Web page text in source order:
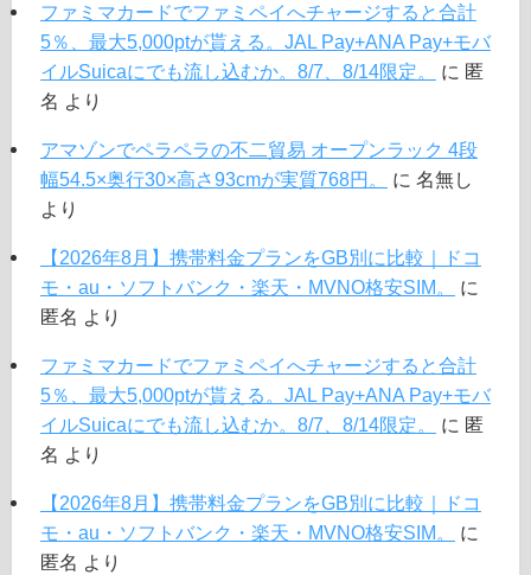
ファミマカードでファミペイへチャージすると合計
5％、最大5,000ptが貰える。JAL Pay+ANA Pay+モバ
イルSuicaにでも流し込むか。8/7、8/14限定。
に 匿
名 より
アマゾンでペラペラの不二貿易 オープンラック 4段
幅54.5×奥行30×高さ93cmが実質768円。
に 名無し
より
【2026年8月】携帯料金プランをGB別に比較｜ドコ
モ・au・ソフトバンク・楽天・MVNO格安SIM。
に
匿名 より
ファミマカードでファミペイへチャージすると合計
5％、最大5,000ptが貰える。JAL Pay+ANA Pay+モバ
イルSuicaにでも流し込むか。8/7、8/14限定。
に 匿
名 より
【2026年8月】携帯料金プランをGB別に比較｜ドコ
モ・au・ソフトバンク・楽天・MVNO格安SIM。
に
匿名 より